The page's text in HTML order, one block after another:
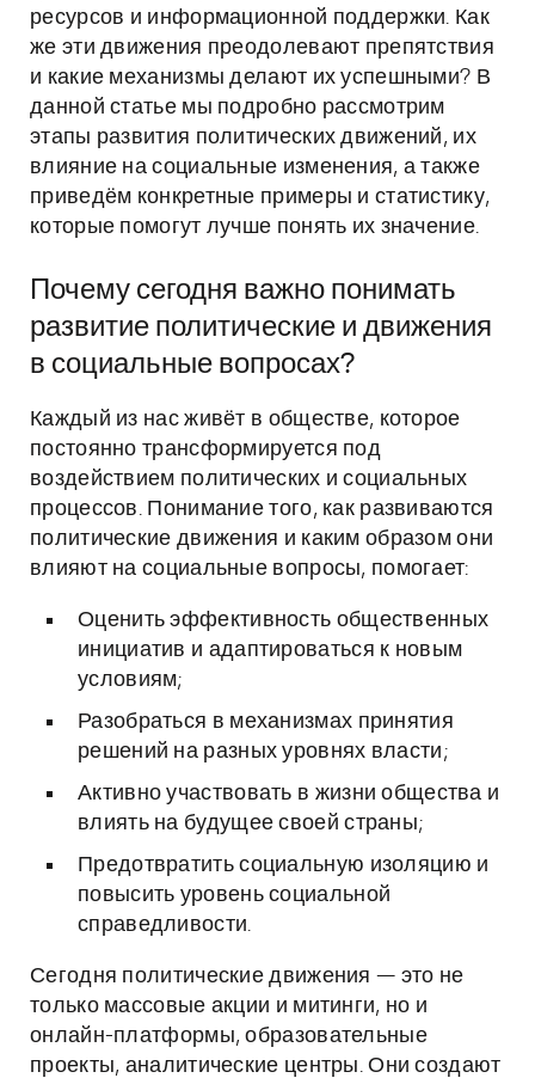
ресурсов и информационной поддержки. Как
же эти движения преодолевают препятствия
и какие механизмы делают их успешными? В
данной статье мы подробно рассмотрим
этапы развития политических движений, их
влияние на социальные изменения, а также
приведём конкретные примеры и статистику,
которые помогут лучше понять их значение.
Почему сегодня важно понимать
развитие политические и движения
в социальные вопросах?
Каждый из нас живёт в обществе, которое
постоянно трансформируется под
воздействием политических и социальных
процессов. Понимание того, как развиваются
политические движения и каким образом они
влияют на социальные вопросы, помогает:
Оценить эффективность общественных
инициатив и адаптироваться к новым
условиям;
Разобраться в механизмах принятия
решений на разных уровнях власти;
Активно участвовать в жизни общества и
влиять на будущее своей страны;
Предотвратить социальную изоляцию и
повысить уровень социальной
справедливости.
Сегодня политические движения — это не
только массовые акции и митинги, но и
онлайн-платформы, образовательные
проекты, аналитические центры. Они создают